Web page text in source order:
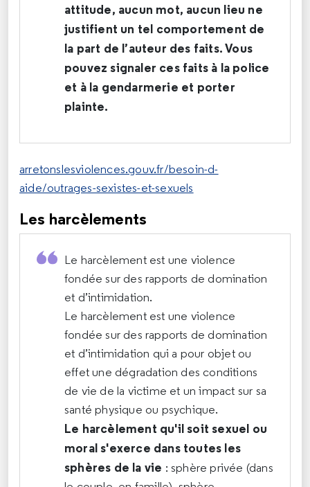
attitude, aucun mot, aucun lieu ne
justifient un tel comportement de
la part de l’auteur des faits. Vous
pouvez signaler ces faits à la police
et à la gendarmerie et porter
plainte.
arretonslesviolences.gouv.fr/besoin-d-
aide/outrages-sexistes-et-sexuels
Les harcèlements
Le harcèlement est une violence
fondée sur des rapports de domination
et d’intimidation.
Le harcèlement est une violence
fondée sur des rapports de domination
et d’intimidation qui a pour objet ou
effet une dégradation des conditions
de vie de la victime et un impact sur sa
santé physique ou psychique.
Le harcèlement qu'il soit sexuel ou
moral s'exerce dans toutes les
sphères de la vie : sphère privée (dans